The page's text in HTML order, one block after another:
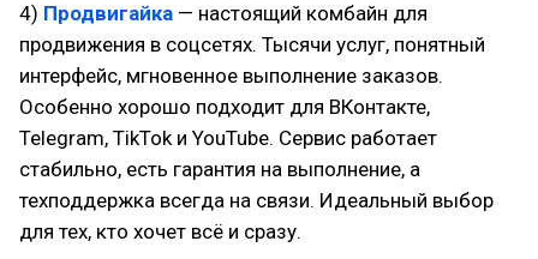
4) Продвигайка — настоящий комбайн для
продвижения в соцсетях. Тысячи услуг, понятный
интерфейс, мгновенное выполнение заказов.
Особенно хорошо подходит для ВКонтакте,
Telegram, TikTok и YouTube. Сервис работает
стабильно, есть гарантия на выполнение, а
техподдержка всегда на связи. Идеальный выбор
для тех, кто хочет всё и сразу.